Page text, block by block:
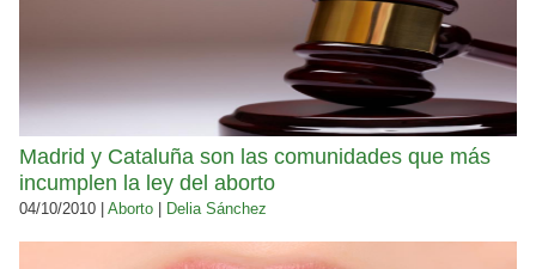
Madrid y Cataluña son las comunidades que más
incumplen la ley del aborto
04/10/2010 | Aborto Delia Sánchez